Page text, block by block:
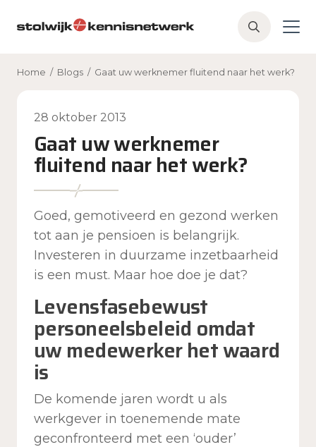
Z
k
Home / Blogs / Gaat uw werknemer fluitend naar het werk?
28 oktober 2013
Gaat uw werknemer
fluitend naar het werk?
Goed, gemotiveerd en gezond werken
tot aan je pensioen is belangrijk.
Investeren in duurzame inzetbaarheid
is een must. Maar hoe doe je dat?
Levensfasebewust
personeelsbeleid omdat
uw medewerker het waard
is
De komende jaren wordt u als
werkgever in toenemende mate
geconfronteerd met een ‘ouder’